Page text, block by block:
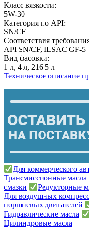
Класс вязкости:
5W-30
Категория по API:
SN/CF
Соответствия
API SN/CF, ILSAC GF-5
Вид фасовки:
1 л, 4 л, 216.5 л
Техническое описание
Для коммерческого
Трансмиссионные масла
смазки
Редукторные
Для воздушных
поршневых двигателей
Гидравлические масла
Цилиндровые масла